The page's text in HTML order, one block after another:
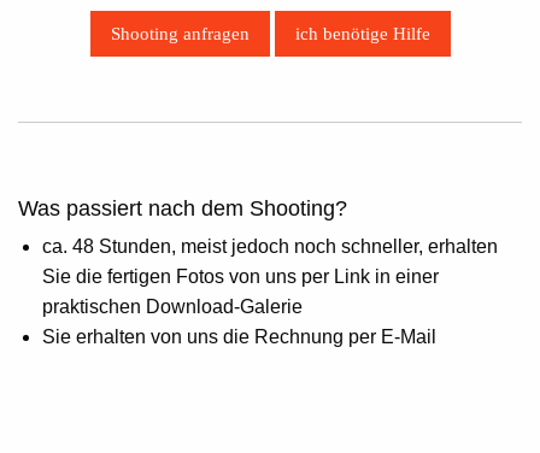
Shooting anfragen ich benötige Hilfe
Was passiert nach dem Shooting?
ca. 48 Stunden, meist jedoch noch schneller, erhalten
Sie die fertigen Fotos von uns per Link in einer
praktischen Download-Galerie
Sie erhalten von uns die Rechnung per E-Mail